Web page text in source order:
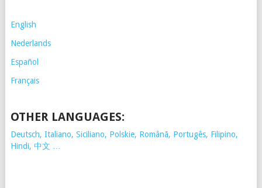
English
Nederlands
Español
Français
OTHER LANGUAGES:
Deutsch, Italiano, Siciliano, Polskie, Românã, Portugês, Filipino,
Hindi, 中文 …